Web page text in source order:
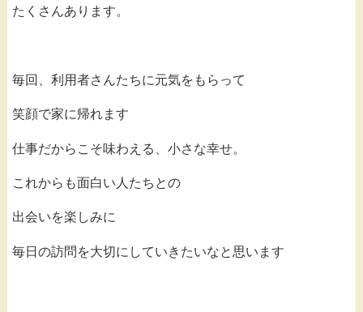
たくさんあります。
毎回、利用者さんたちに元気をもらって
笑顔で家に帰れます
仕事だからこそ味わえる、小さな幸せ。
これからも面白い人たちとの
出会いを楽しみに
毎日の訪問を大切にしていきたいなと思います